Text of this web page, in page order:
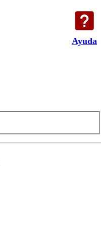
Ayuda